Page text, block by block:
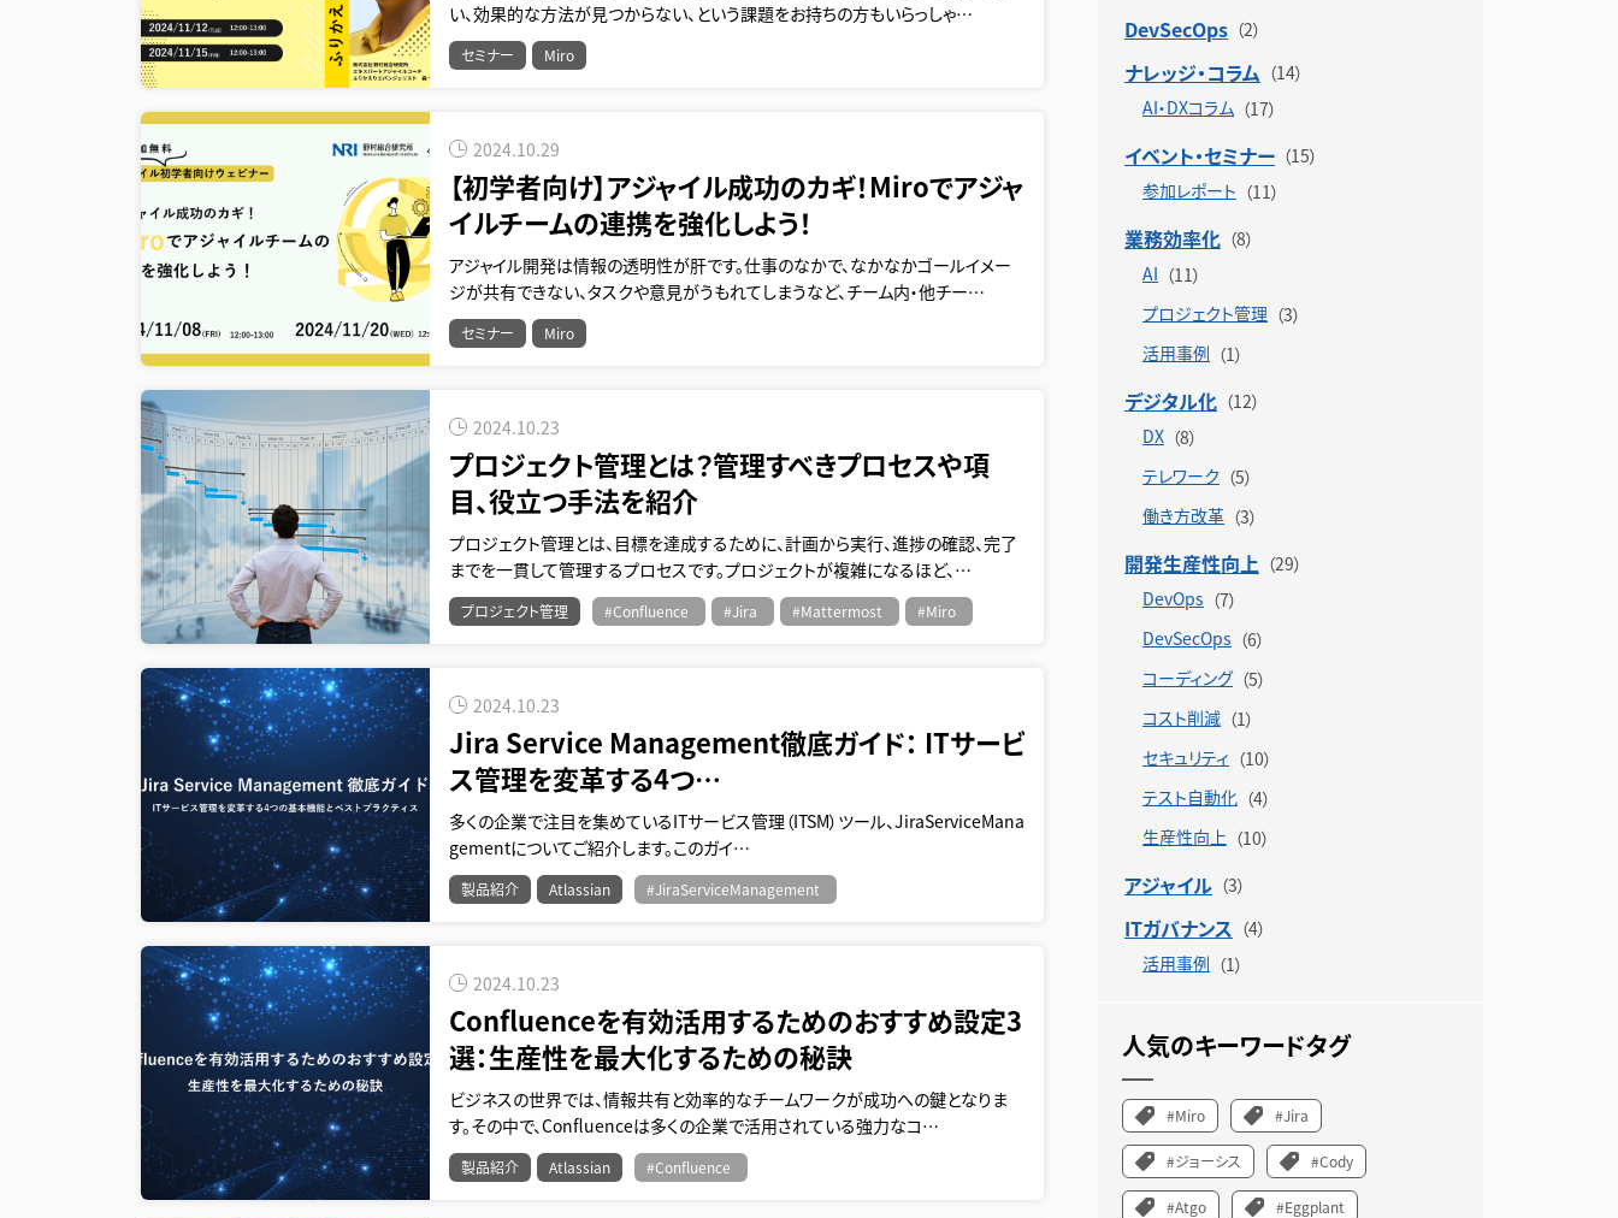
い、効果的な方法が見つからない、という課題をお持ちの方もいらっしゃ…
セミナー Miro
2024.10.29
【初学者向け】アジャイル成功のカギ！Miroでアジャ
イルチームの連携を強化しよう！
アジャイル開発は情報の透明性が肝です。仕事のなかで、なかなかゴールイメー
ジが共有できない、タスクや意見がうもれてしまうなど、チーム内・他チー…
セミナー Miro
2024.10.23
プロジェクト管理とは？管理すべきプロセスや項
目、役立つ手法を紹介
プロジェクト管理とは、目標を達成するために、計画から実行、進捗の確認、完了
までを一貫して管理するプロセスです。プロジェクトが複雑になるほど、…
プロジェクト管理 #Confluence #Jira #Mattermost #Miro
2024.10.23
Jira Service Management徹底ガイド： ITサービ
ス管理を変革する4つ…
多くの企業で注目を集めているITサービス管理（ITSM）ツール、JiraServiceMana
gementについてご紹介します。このガイ…
製品紹介 Atlassian #JiraServiceManagement
2024.10.23
Confluenceを有効活用するためのおすすめ設定3
選：生産性を最大化するための秘訣
ビジネスの世界では、情報共有と効率的なチームワークが成功への鍵となりま
す。その中で、Confluenceは多くの企業で活用されている強力なコ…
製品紹介 Atlassian #Confluence
DevSecOps
ナレッジ・コラム
AI・DXコラム
イベント・セミナー
参加レポート
業務効率化
AI
プロジェクト管理
活用事例
デジタル化
DX
テレワーク
働き方改革
開発生産性向上
DevOps
DevSecOps
コーディング
コスト削減
セキュリティ
テスト自動化
生産性向上
アジャイル
ITガバナンス
活用事例
人気のキーワードタグ
#Miro #Jira
#ジョーシス #Cody
#Atgo #Eggplant